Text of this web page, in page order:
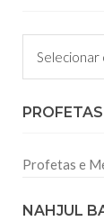
Arquivos
Profetas e
NAHJUL